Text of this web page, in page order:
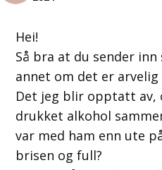
Hei!
Så bra at du sender
annet om det er
Det jeg blir opptatt av,
drukket alkohol
var med ham enn ute
brisen og full?